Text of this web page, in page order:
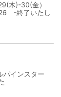
木)-30(金）
-終了いたし
パインスター